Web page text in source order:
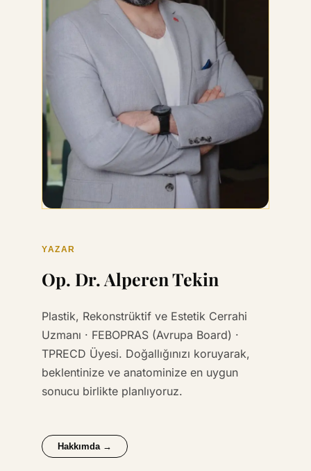
YAZAR
Op. Dr. Alperen Tekin
Plastik, Rekonstrüktif ve Estetik Cerrahi
Uzmanı · FEBOPRAS (Avrupa Board) ·
TPRECD Üyesi. Doğallığınızı koruyarak,
beklentinize ve anatominize en uygun
sonucu birlikte planlıyoruz.
Hakkımda →